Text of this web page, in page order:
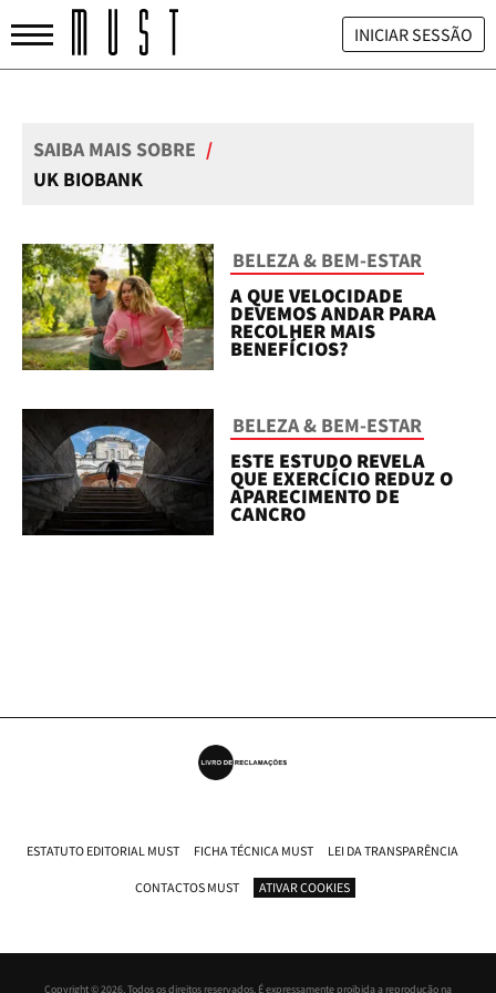
INICIAR SESSÃO
SAIBA MAIS SOBRE /
UK BIOBANK
BELEZA & BEM-ESTAR
A QUE VELOCIDADE
DEVEMOS ANDAR PARA
RECOLHER MAIS
BENEFÍCIOS?
BELEZA & BEM-ESTAR
ESTE ESTUDO REVELA
QUE EXERCÍCIO REDUZ O
APARECIMENTO DE
CANCRO
ESTATUTO EDITORIAL MUST FICHA TÉCNICA MUST LEI DA TRANSPARÊNCIA
CONTACTOS MUST ATIVAR COOKIES
Copyright © 2026. Todos os direitos reservados. É expressamente proibida a reprodução na